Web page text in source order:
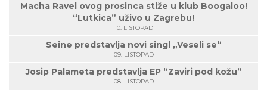
Macha Ravel ovog prosinca stiže u klub Boogaloo!
“Lutkica” uživo u Zagrebu!
10. LISTOPAD
Seine predstavlja novi singl „Veseli se“
09. LISTOPAD
Josip Palameta predstavlja EP “Zaviri pod kožu”
08. LISTOPAD